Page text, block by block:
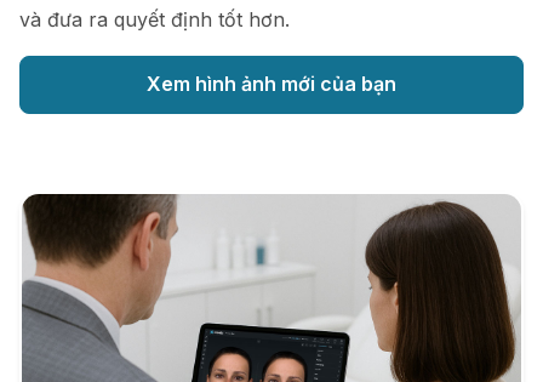
và đưa ra quyết định tốt hơn.
Xem hình ảnh mới của bạn